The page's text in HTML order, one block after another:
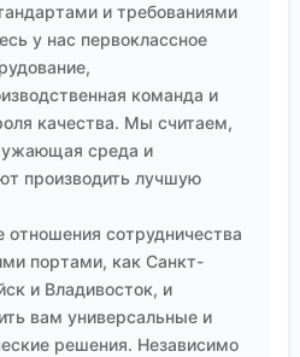
и требованиями
у нас первоклассное
команда и
качества. Мы считаем,
среда и
производить лучшую
сотрудничества
портами, как Санкт-
и Владивосток, и
вам универсальные и
решения. Независимо